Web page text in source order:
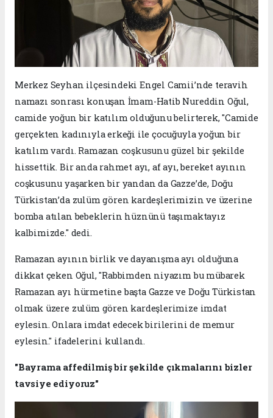
Merkez Seyhan ilçesindeki Engel Camii’nde teravih
namazı sonrası konuşan İmam-Hatib Nureddin Oğul,
camide yoğun bir katılım olduğunu belirterek, "Camide
gerçekten kadınıyla erkeği ile çocuğuyla yoğun bir
katılım vardı. Ramazan coşkusunu güzel bir şekilde
hissettik. Bir anda rahmet ayı, af ayı, bereket ayının
coşkusunu yaşarken bir yandan da Gazze’de, Doğu
Türkistan’da zulüm gören kardeşlerimizin ve üzerine
bomba atılan bebeklerin hüznünü taşımaktayız
kalbimizde." dedi.
Ramazan ayının birlik ve dayanışma ayı olduğuna
dikkat çeken Oğul, "Rabbimden niyazım bu mübarek
Ramazan ayı hürmetine başta Gazze ve Doğu Türkistan
olmak üzere zulüm gören kardeşlerimize imdat
eylesin. Onlara imdat edecek birilerini de memur
eylesin." ifadelerini kullandı.
"Bayrama affedilmiş bir şekilde çıkmalarını bizler
tavsiye ediyoruz"